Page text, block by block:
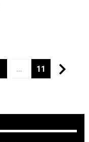
… 11